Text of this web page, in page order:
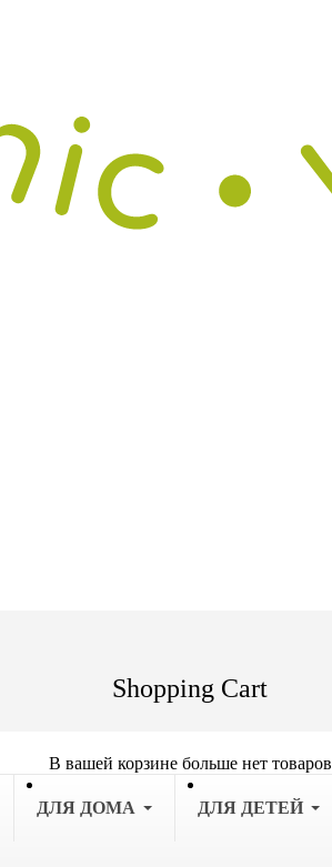
Shopping Cart
В вашей корзине больше нет товаров
ДЛЯ ДОМА ДЛЯ ДЕТЕЙ